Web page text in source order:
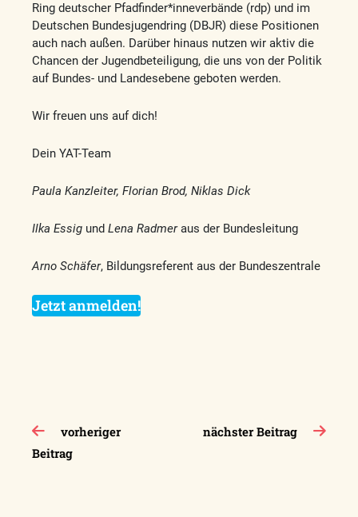
Ring deutscher Pfadfinder*inneverbände (rdp) und im
Deutschen Bundesjugendring (DBJR) diese Positionen
auch nach außen. Darüber hinaus nutzen wir aktiv die
Chancen der Jugendbeteiligung, die uns von der Politik
auf Bundes- und Landesebene geboten werden.
Wir freuen uns auf dich!
Dein YAT-Team
Paula Kanzleiter, Florian Brod, Niklas Dick
Ilka Essig und Lena Radmeraus der Bundesleitung
Arno Schäfer, Bildungsreferent aus der Bundeszentrale
Jetzt anmelden!
Beitragsnavigation
vorheriger
Beitrag
nächster Beitrag